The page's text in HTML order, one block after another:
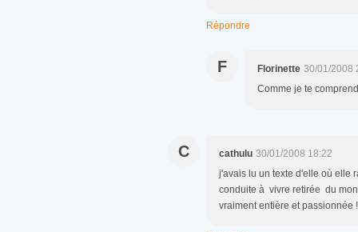
Répondre
F Florinette 30/01/2008
Comme je te
C cathulu 30/01/2008 18:22
j'avais lu un texte d'elle où elle
conduite à vivre retirée du
vraiment entière et passionnée !